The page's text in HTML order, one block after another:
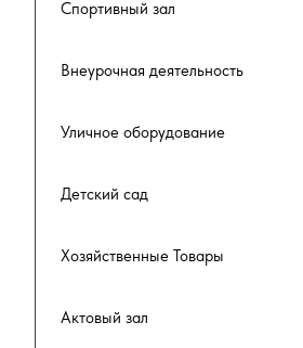
Спортивный зал
Внеурочная деятельность
Уличное оборудование
Детский сад
Хозяйственные Товары
Актовый зал